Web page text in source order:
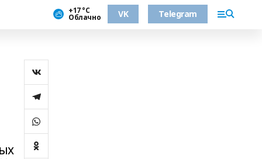
+17 °С
Облачно VK Telegram